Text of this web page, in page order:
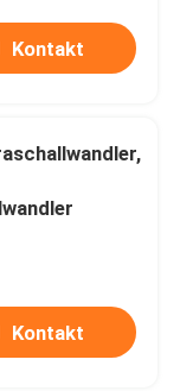
Kontakt
Kontakt